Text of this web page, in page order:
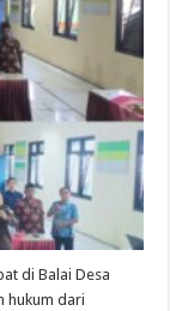
di Balai Desa
hukum dari